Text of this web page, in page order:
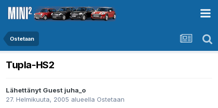
Ostetaan
Tupla-HS2
Lähettänyt Guest juha_o
27. Helmikuuta, 2005 alueella Ostetaan